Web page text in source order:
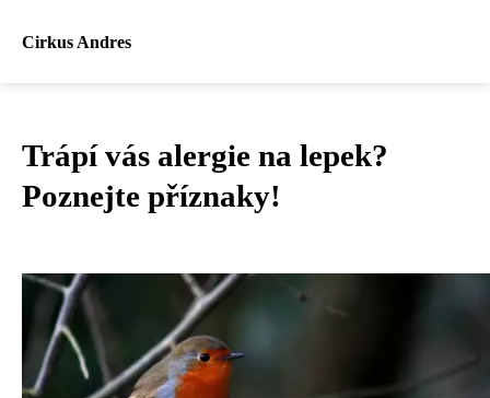
Cirkus Andres
Trápí vás alergie na lepek?
Poznejte příznaky!